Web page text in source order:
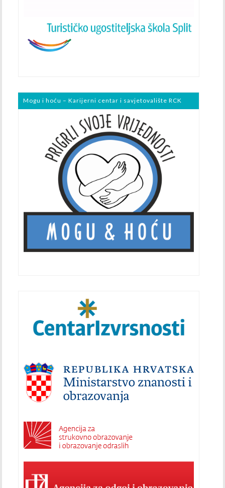
Mogu i hoću – Karijerni centar i savjetovalište RCK